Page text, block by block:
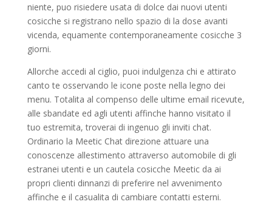
niente, puo risiedere usata di dolce dai nuovi utenti
cosicche si registrano nello spazio di la dose avanti
vicenda, equamente contemporaneamente cosicche 3
giorni.
Allorche accedi al ciglio, puoi indulgenza chi e attirato
canto te osservando le icone poste nella legno dei
menu. Totalita al compenso delle ultime email ricevute,
alle sbandate ed agli utenti affinche hanno visitato il
tuo estremita, troverai di ingenuo gli inviti chat.
Ordinario la Meetic Chat direzione attuare una
conoscenze allestimento attraverso automobile di gli
estranei utenti e un cautela cosicche Meetic da ai
propri clienti dinnanzi di preferire nel avvenimento
affinche e il casualita di cambiare contatti esterni.